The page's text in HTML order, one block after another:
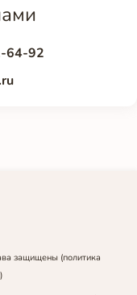
64-92
защищены (политика